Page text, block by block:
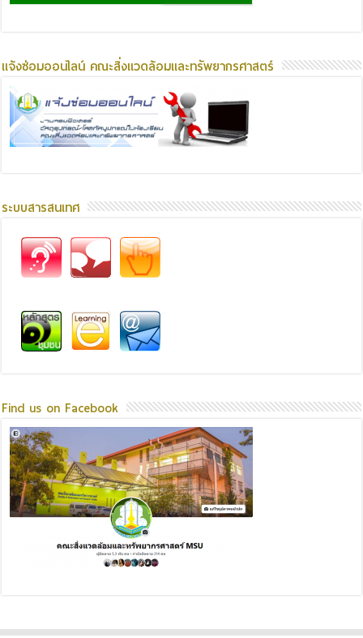
แจ้งซ่อมออนไลน์ คณะสิ่งแวดล้อมและทรัพยากรศาสตร์
ระบบสารสนเทศ
Find us on Facebook